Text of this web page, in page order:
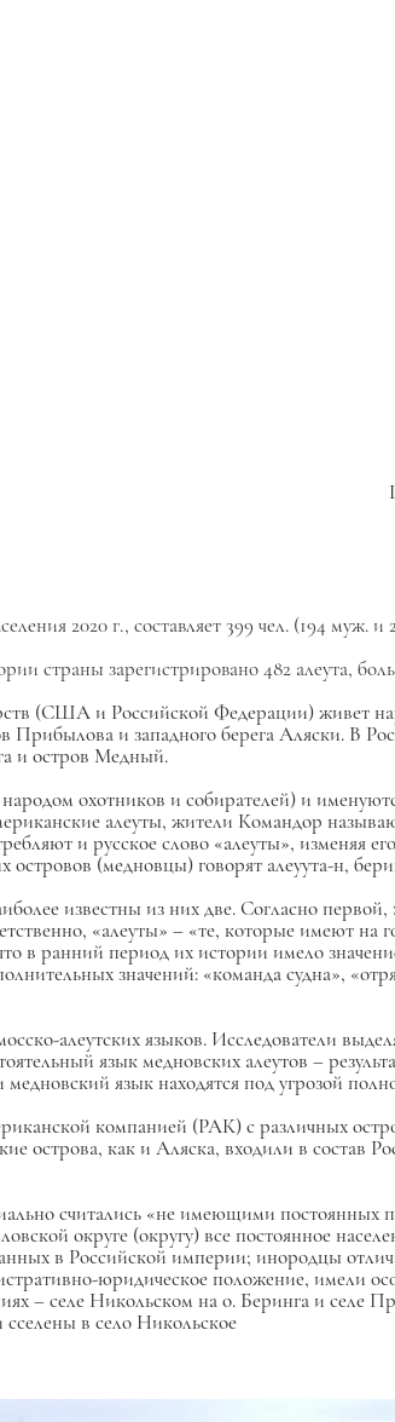
2020 г., составляет 399 чел. (194 муж. и
страны зарегистрировано 482 алеута,
(США и Российской Федерации) живет
и западного берега Аляски. В
и остров Медный.
охотников и собирателей) и
алеуты, жители Командор называют
и русское слово «алеуты», изменяя
(медновцы) говорят алеуута-н,
известны из них две. Согласно
«алеуты» – «те, которые имеют
в ранний период их истории имело
значений: «команда судна»,
алеутских языков. Исследователи
язык медновских алеутов –
язык находятся под угрозой
компанией (РАК) с различных
острова, как и Аляска, входили в состав
считались «не имеющими постоянных
округе (округу) все постоянное
в Российской империи; инородцы
юридическое положение, имели
– селе Никольском на о. Беринга и селе
в село Никольское